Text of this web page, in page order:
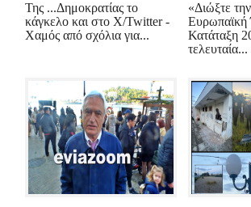
Της ...Δημοκρατίας το
κάγκελο και στο X/Twitter -
Χαμός από σχόλια για...
«Διώξτε
Κατάταξη
τελευταία...